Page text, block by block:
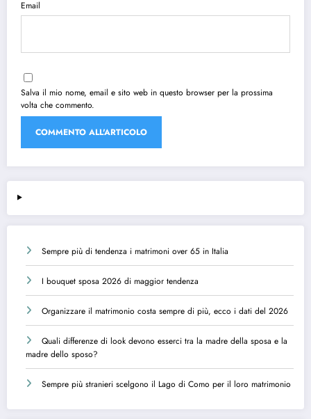
Email
Salva il mio nome, email e sito web in questo browser per la prossima
volta che commento.
Sempre più di tendenza i matrimoni over 65 in Italia
I bouquet sposa 2026 di maggior tendenza
Organizzare il matrimonio costa sempre di più, ecco i dati del 2026
Quali differenze di look devono esserci tra la madre della sposa e la
madre dello sposo?
Sempre più stranieri scelgono il Lago di Como per il loro matrimonio